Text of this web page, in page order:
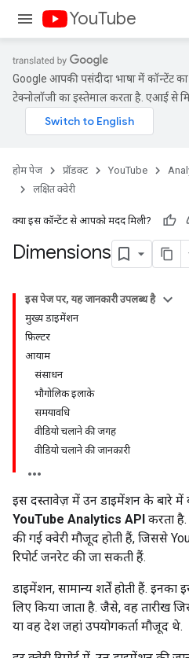
YouTube
Google आपकी पसंदीदा भाषा में कॉन्टेंट
टेक्नोलॉजी का इस्तेमाल करता है. एआई से
होम पेज प्रॉडक्ट YouTube
लक्षित क्वेरी
क्या इस कॉन्टेंट से आपको मदद मिली?
Dimensions
इस पेज पर, यह जानकारी उपलब्ध है
मुख्य डाइमेंशन
फ़िल्टर
आयाम
संसाधन
भौगोलिक इलाके
समयावधि
वीडियो चलाने की जगह
वीडियो चलाने की जानकारी
इस दस्तावेज़ में उन डाइमेंशन के बारे में
YouTube Analytics API करता
की गई क्वेरी मौजूद होती हैं, जिससे
रिपोर्ट जनरेट की जा सकती हैं.
डाइमेंशन, सामान्य शर्तें होती हैं. इनका
लिए किया जाता है. जैसे, वह तारीख
या वह देश जहां उपयोगकर्ता मौजूद थे.